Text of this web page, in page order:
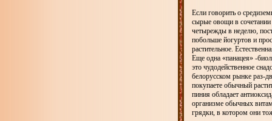
Если говорить о
сырые овощи в
четырежды в неделю,
побольше йогуртов и
растительное.
Еще одна «панацея» -
это чудодейственное
белорусском рынке раз-
покупаете обычный
пиния обладает
организме обычных
грядки, в котором они